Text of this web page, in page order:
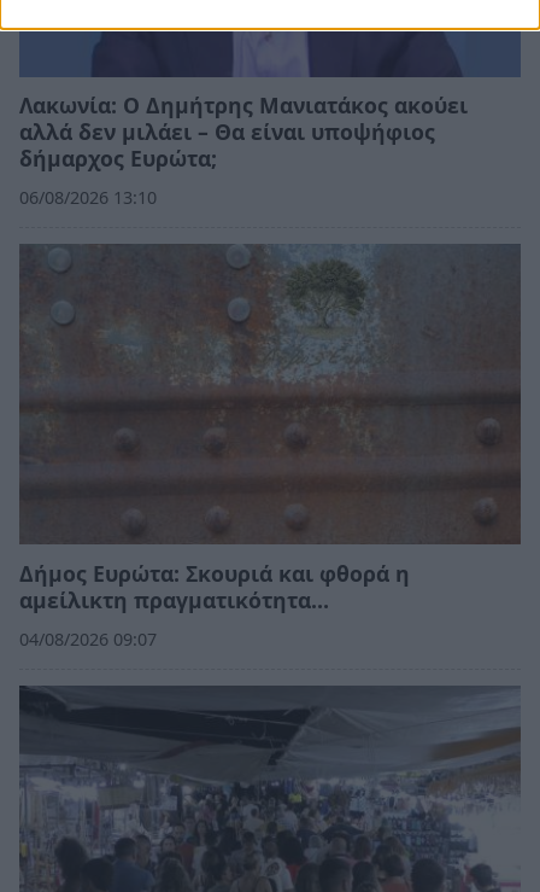
Λακωνία: Ο Δημήτρης Μανιατάκος ακούει
αλλά δεν μιλάει – Θα είναι υποψήφιος
δήμαρχος Ευρώτα;
06/08/2026 13:10
Δήμος Ευρώτα: Σκουριά και φθορά η
αμείλικτη πραγματικότητα…
04/08/2026 09:07